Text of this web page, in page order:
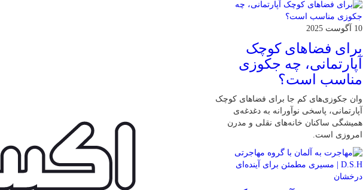
10 آگوست 2025
برای فضاهای کوچک
آپارتمانی، چه جکوزی
مناسب است؟
وان جکوزی‌های کم‌ جا برای فضاهای کوچک
آپارتمانی، پاسخی نوآورانه به دغدغه‌ی
همیشگی ساکنان خانه‌های نقلی و مدرن
امروزی ا‌ست.